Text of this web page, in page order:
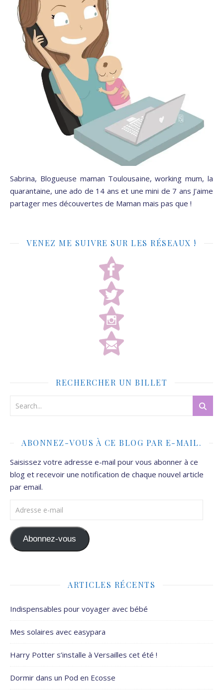
Sabrina, Blogueuse maman Toulousaine, working mum, la
quarantaine, une ado de 14 ans et une mini de 7 ans J'aime
partager mes découvertes de Maman mais pas que !
VENEZ ME SUIVRE SUR LES RÉSEAUX !
RECHERCHER UN BILLET
ABONNEZ-VOUS À CE BLOG PAR E-MAIL.
Saisissez votre adresse e-mail pour vous abonner à ce
blog et recevoir une notification de chaque nouvel article
par email.
Adresse e-mail
Abonnez-vous
ARTICLES RÉCENTS
Indispensables pour voyager avec bébé
Mes solaires avec easypara
Harry Potter s’installe à Versailles cet été !
Dormir dans un Pod en Ecosse